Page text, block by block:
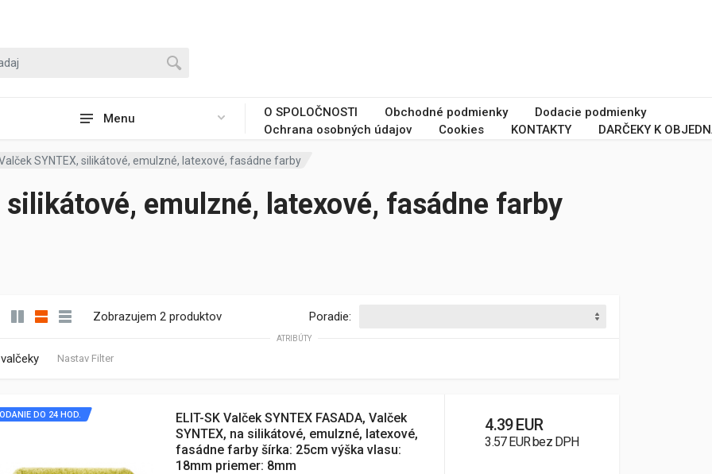
Menu O SPOLOČNOSTI Obchodné podmienky
Dodacie podmienky
Ochrana osobných údajov
Cookies KONTAKTY DARČEKY K
SYNTEX, silikátové, emulzné, latexové, fasádne farby
silikátové, emulzné, latexové, fasádne farby
Zobrazujem 2 produktov Poradie:
ATRIBÚTY
valčeky Nastav Filter
DO 24 HOD.
ELIT-SK Valček SYNTEX FASADA, Valček
SYNTEX, na silikátové, emulzné, latexové,
fasádne farby šírka: 25cm výška vlasu:
18mm priemer: 8mm
4.39 EUR
3.57 EUR bez DPH